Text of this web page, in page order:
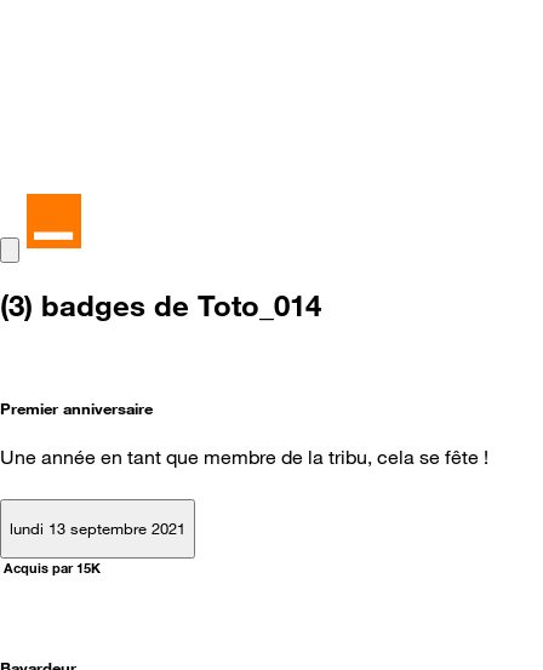
(3) badges de Toto_014
Premier anniversaire
Une année en tant que membre de la tribu, cela se fête !
lundi 13 septembre 2021
Acquis par 15K